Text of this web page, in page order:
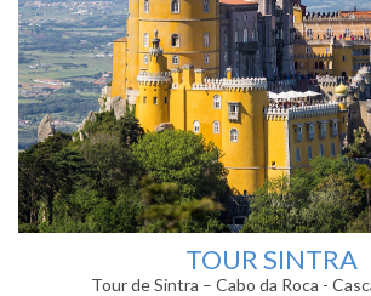
TOUR SINTRA
Tour de Sintra – Cabo da Roca -